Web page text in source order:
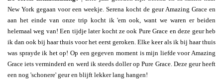
New York gegaan voor een weekje. Serena kocht de geur Amazing Grace en
aan het einde van onze trip kocht ik 'em ook, want we waren er beiden
helemaal weg van! Een tijdje later kocht ze ook Pure Grace en deze geur heb
ik dan ook bij haar thuis voor het eerst geroken. Elke keer als ik bij haar thuis
was sprayde ik het op! Op een gegeven moment is mijn liefde voor Amazing
Grace iets verminderd en werd ik steeds doller op Pure Grace. Deze geur heeft
een nog 'schonere' geur en blijft lekker lang hangen!